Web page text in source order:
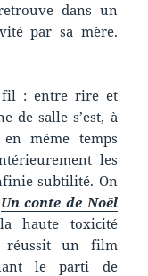
dans un
par sa mère.
fil : entre rire et
de salle s’est, à
même temps
les
subtilité. On
Un conte de Noël
haute toxicité
réussit un film
le parti de